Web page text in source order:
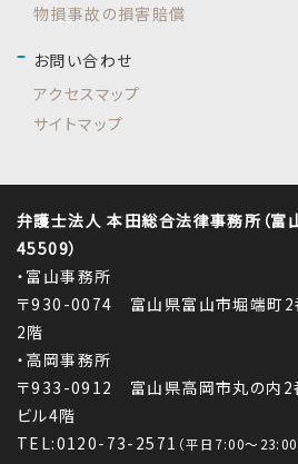
物損事故の損害賠償
お問い合わせ
アクセスマップ
サイトマップ
弁護士法人 本田総合法律事務所（富
45509）
・富山事務所
〒930-0074 富山県富山市堀端町2
2階
・高岡事務所
〒933-0912 富山県高岡市丸の内2
ビル4階
TEL:0120-73-2571 （平日7:00～